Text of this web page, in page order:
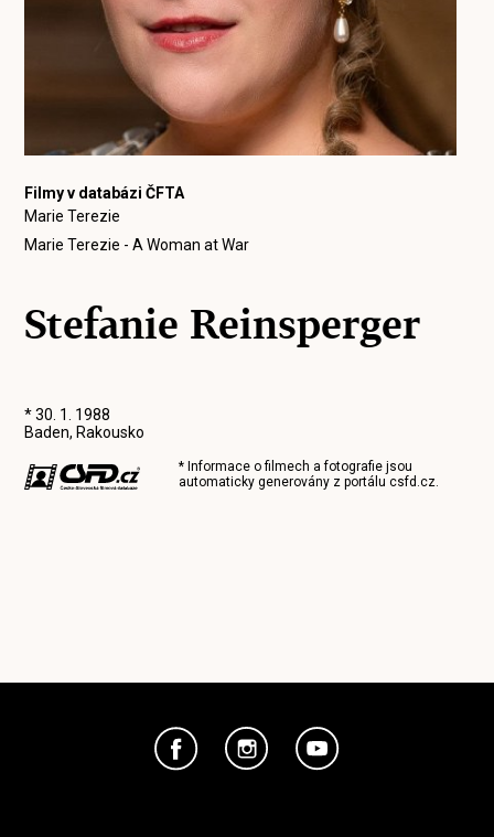
Filmy v databázi ČFTA
Marie Terezie
Marie Terezie - A Woman at War
Stefanie Reinsperger
* 30. 1. 1988
Baden, Rakousko
* Informace o filmech a fotografie jsou
automaticky generovány z portálucsfd.cz.